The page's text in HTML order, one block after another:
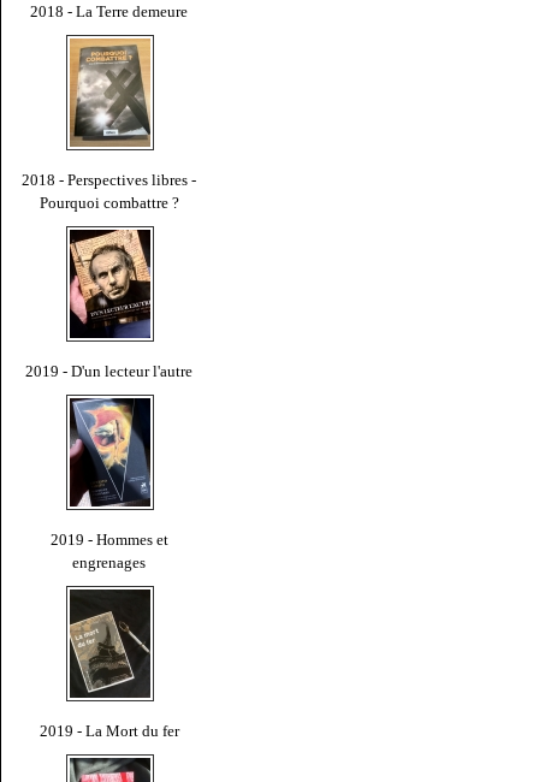
2018 - La Terre demeure
2018 - Perspectives libres -
Pourquoi combattre ?
2019 - D'un lecteur l'autre
2019 - Hommes et
engrenages
2019 - La Mort du fer